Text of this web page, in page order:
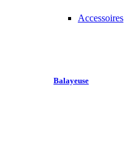
Accessoires
Balayeuse